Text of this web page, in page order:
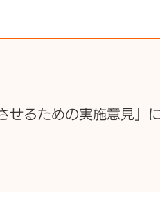
せるための実施意見」